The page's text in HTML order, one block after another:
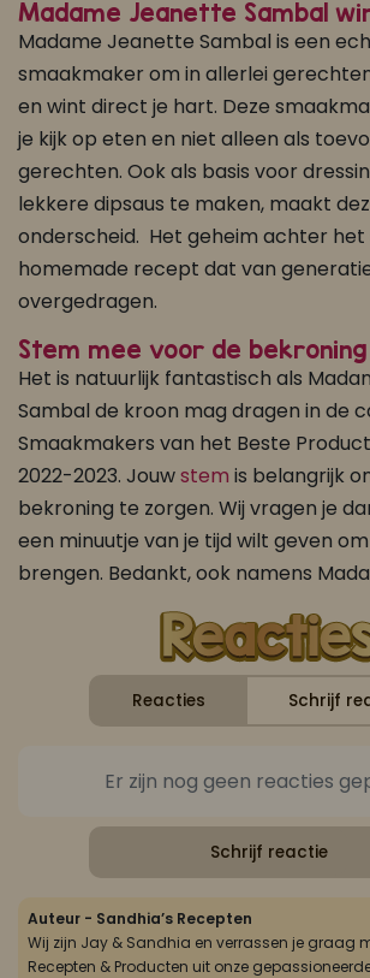
Madame Jeanette Sambal
Madame Jeanette Sambal is een
smaakmaker om in allerlei
en wint direct je hart. Deze
je kijk op eten en niet alleen als
gerechten. Ook als basis voor
lekkere dipsaus te maken, maakt
onderscheid. Het geheim achter het
homemade recept dat van
overgedragen.
Stem mee voor de bekroning
Het is natuurlijk fantastisch als
Sambal de kroon mag dragen in de
Smaakmakers van het Beste
2022-2023. Jouwstem is belangrijk
bekroning te zorgen. Wij vragen je
een minuutje van je tijd wilt geven
brengen. Bedankt, ook namens
Reacties Schrijf
Er zijn nog geen reacties
Schrijf reactie
Auteur - Sandhia’s Recepten
Wij zijn Jay & Sandhia en verrassen je graag
Recepten & Producten uit onze